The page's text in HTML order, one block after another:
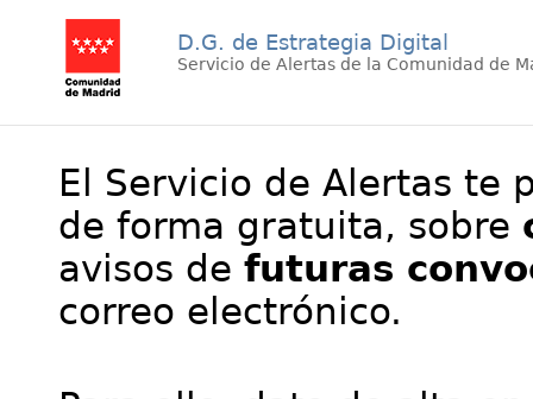
D.G. de Estrategia Digital
Servicio de Alertas de la Comunidad de
El Servicio de Alertas te
de forma gratuita, sobre
avisos de futuras
correo electrónico.